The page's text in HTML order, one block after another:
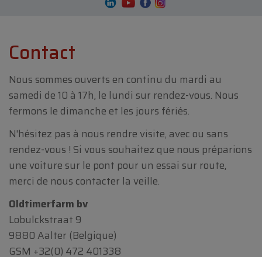
Contact
Nous sommes ouverts en continu du mardi au
samedi de 10 à 17h, le lundi sur rendez-vous. Nous
fermons le dimanche et les jours fériés.
N'hésitez pas à nous rendre visite, avec ou sans
rendez-vous ! Si vous souhaitez que nous préparions
une voiture sur le pont pour un essai sur route,
merci de nous contacter la veille.
Oldtimerfarm bv
Lobulckstraat 9
9880 Aalter (Belgique)
GSM +32(0) 472 401338